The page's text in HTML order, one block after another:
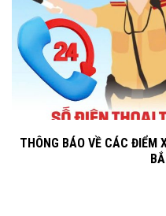
THÔNG BÁO VỀ CÁC ĐIỂM